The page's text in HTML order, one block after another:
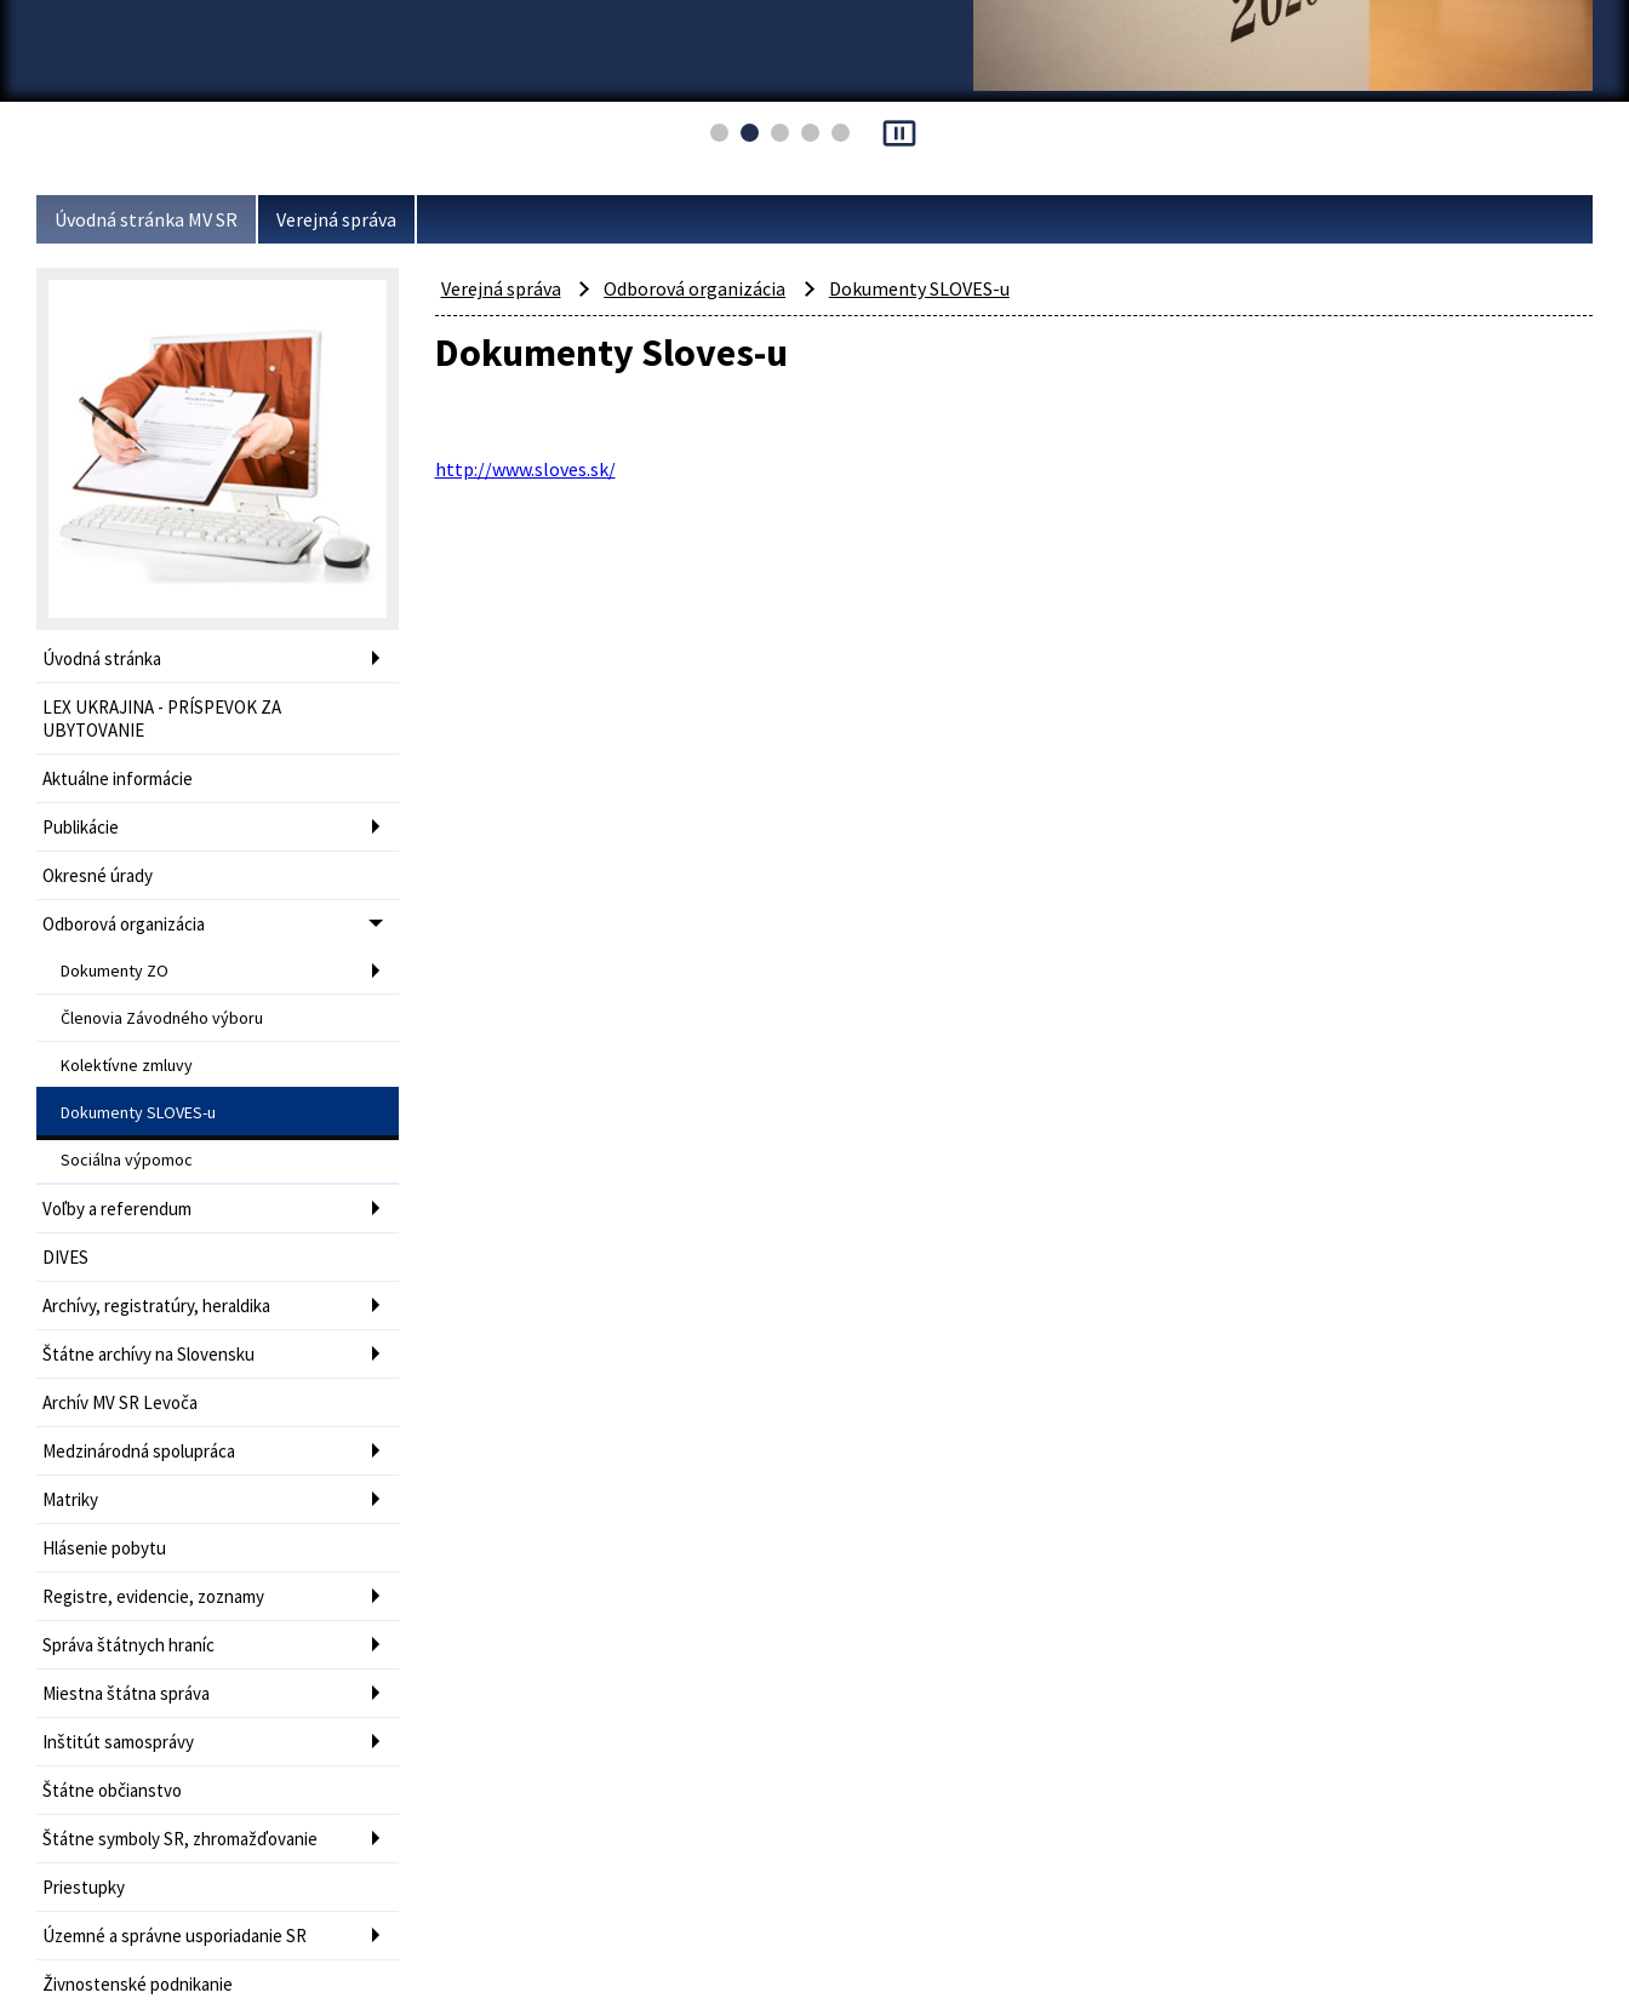
pause_presentation
Úvodná stránka MV SR Verejná správa
Úvodná stránka
LEX UKRAJINA - PRÍSPEVOK ZA
UBYTOVANIE
Aktuálne informácie
Publikácie
Okresné úrady
Odborová organizácia
Dokumenty ZO
Členovia Závodného výboru
Kolektívne zmluvy
Dokumenty SLOVES-u
Sociálna výpomoc
Voľby a referendum
DIVES
Archívy, registratúry, heraldika
Štátne archívy na Slovensku
Archív MV SR Levoča
Medzinárodná spolupráca
Matriky
Hlásenie pobytu
Registre, evidencie, zoznamy
Správa štátnych hraníc
Miestna štátna správa
Inštitút samosprávy
Štátne občianstvo
Štátne symboly SR, zhromažďovanie
Priestupky
Územné a správne usporiadanie SR
Živnostenské podnikanie
Verejná správa Odborová organizácia Dokumenty SLOVES-u
Dokumenty Sloves-u
http://www.sloves.sk/